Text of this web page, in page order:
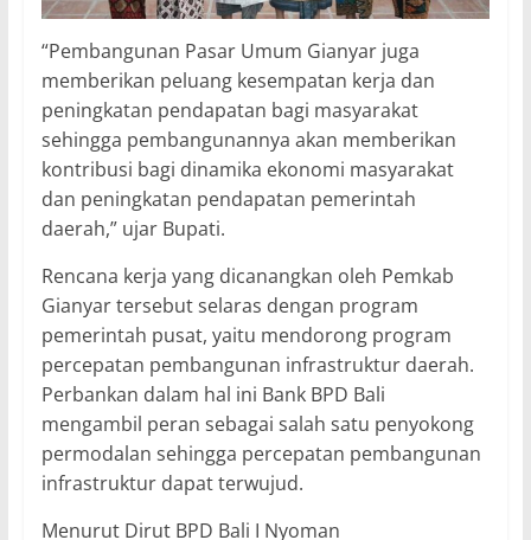
“Pembangunan Pasar Umum Gianyar juga
memberikan peluang kesempatan kerja dan
peningkatan pendapatan bagi masyarakat
sehingga pembangunannya akan memberikan
kontribusi bagi dinamika ekonomi masyarakat
dan peningkatan pendapatan pemerintah
daerah,” ujar Bupati.
Rencana kerja yang dicanangkan oleh Pemkab
Gianyar tersebut selaras dengan program
pemerintah pusat, yaitu mendorong program
percepatan pembangunan infrastruktur daerah.
Perbankan dalam hal ini Bank BPD Bali
mengambil peran sebagai salah satu penyokong
permodalan sehingga percepatan pembangunan
infrastruktur dapat terwujud.
Menurut Dirut BPD Bali I Nyoman